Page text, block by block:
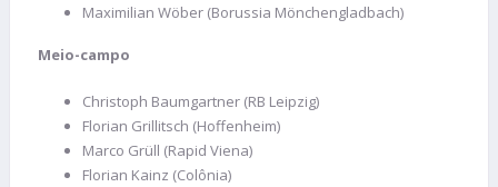
Maximilian Wöber (Borussia Mönchengladbach)
Meio-campo
Christoph Baumgartner (RB Leipzig)
Florian Grillitsch (Hoffenheim)
Marco Grüll (Rapid Viena)
Florian Kainz (Colônia)